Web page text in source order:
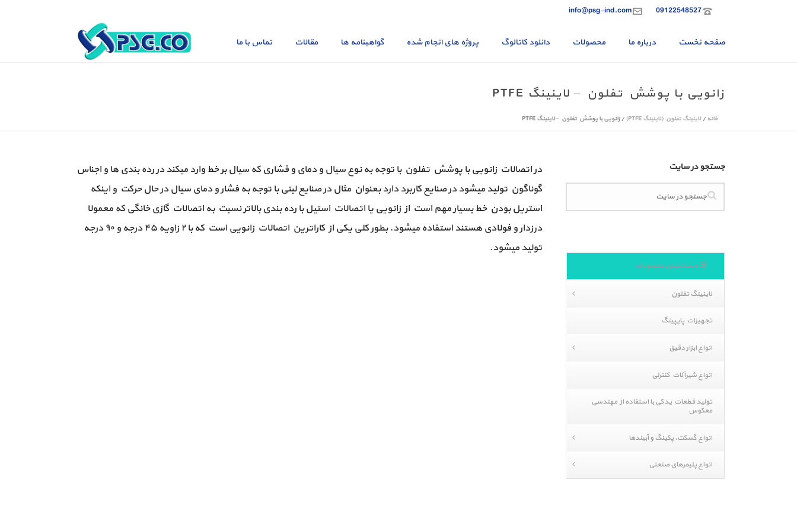
09122548527
info@psg-ind.com
صفحه نخست درباره ما محصولات دانلود کاتالوگ پروژه های انجام شده گواهینامه ها مقالات تماس با ما
زانویی با پوشش تفلون – لاینینگ PTFE
خانه / لاینینگ تفلون (لاینینگ PTFE) /زانویی با پوشش تفلون – لاینینگ PTFE
در اتصالات زانویی با پوشش تفلون با توجه به نوع سیال و دمای و فشاری که سیال بر خط وارد میکند در رده بندی ها و اجناس
گوناگون تولید میشود در صنایع کاربرد دارد بعنوان مثال در صنایع لبنی با توجه به فشار و دمای سیال در حال حرکت و اینکه
استریل بودن خط بسیار مهم است از زانویی یا اتصالات استیل با رده بندی بالاتر نسبت به اتصالات گازی خانگی که معمولا
درزدار و فولادی هستند استفاده میشود. بطور کلی یکی از کاراترین اتصالات زانویی است که با ۲ زاویه ۴۵ درجه و ۹۰ درجه
تولید میشود.
جستجو در سایت
دسته بندی محصولات
لاینینگ تفلون
تجهیزات پایپینگ
انواع ابزار دقیق
انواع شیرآلات کنترلی
تولید قطعات یدکی با استفاده از مهندسی
معکوس
انواع گسکت، پکینگ و آببندها
انواع پلیمرهای صنعتی